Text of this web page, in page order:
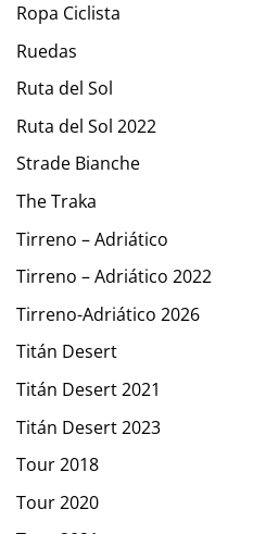
Ropa Ciclista
Ruedas
Ruta del Sol
Ruta del Sol 2022
Strade Bianche
The Traka
Tirreno – Adriático
Tirreno – Adriático 2022
Tirreno-Adriático 2026
Titán Desert
Titán Desert 2021
Titán Desert 2023
Tour 2018
Tour 2020